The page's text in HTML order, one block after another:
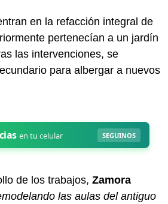
en la refacción integral de
pertenecían a un jardín
las intervenciones, se
para albergar a nuevos
de los trabajos, Zamora
las aulas del antiguo